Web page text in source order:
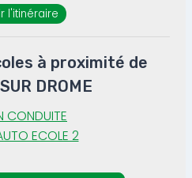
l'itinéraire
à proximité de
DROME
CONDUITE
ECOLE 2